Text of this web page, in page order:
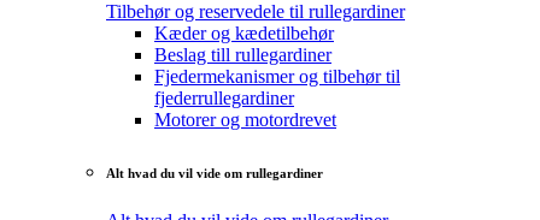
Tilbehør og reservedele til rullegardiner
Kæder og kædetilbehør
Beslag till rullegardiner
Fjedermekanismer og tilbehør til
fjederrullegardiner
Motorer og motordrevet
Alt hvad du vil vide om rullegardiner